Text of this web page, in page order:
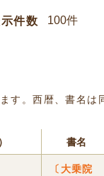
件数
す。西暦、書名
書名
〔大乗院